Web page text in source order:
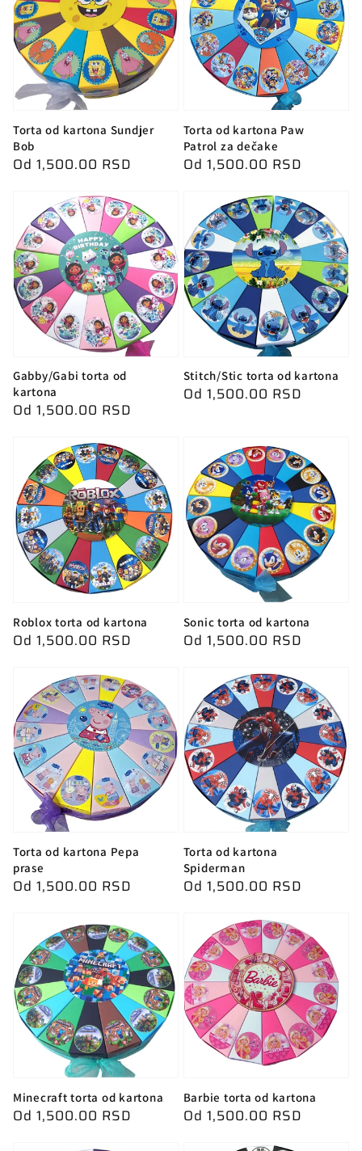
Torta od kartona Sundjer
Bob
Redovna
Od 1,500.00 RSD
Torta od kartona Paw
Patrol za dečake
Redovna
Od 1,500.00 RSD
Gabby/Gabi torta od
kartona
Redovna
Od 1,500.00 RSD
Stitch/Stic torta od kartona
Redovna
Od 1,500.00 RSD
Roblox torta od kartona
Redovna
Od 1,500.00 RSD
Sonic torta od kartona
Redovna
Od 1,500.00 RSD
Torta od kartona Pepa
prase
Redovna
Od 1,500.00 RSD
Torta od kartona
Spiderman
Redovna
Od 1,500.00 RSD
Minecraft torta od kartona
Redovna
Od 1,500.00 RSD
Barbie torta od kartona
Redovna
Od 1,500.00 RSD